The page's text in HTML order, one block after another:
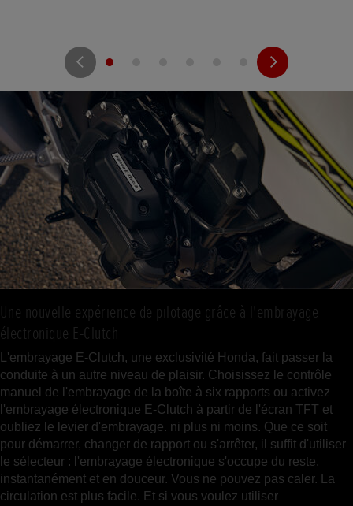
Une nouvelle expérience de pilotage grâce à l'embrayage
électronique E-Clutch
L'embrayage E-Clutch, une exclusivité Honda, fait passer la
conduite à un autre niveau de plaisir. Choisissez le contrôle
manuel de l'embrayage de la boîte à six rapports ou activez
l'embrayage électronique E-Clutch à partir de l'écran TFT et
oubliez le levier d'embrayage. ni plus ni moins. Que ce soit
pour démarrer, changer de rapport ou s'arrêter, il suffit d'utiliser
le sélecteur : l'embrayage électronique s'occupe du reste,
instantanément et en douceur. Vous ne pouvez pas caler. La
circulation est plus facile. Et si vous voulez utiliser